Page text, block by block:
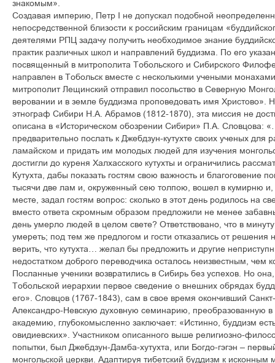
знакомым».
Создавая империю, Петр I не допускал подобной
непосредственной близости к российским границам
деятелями РПЦ задачу получить необходимое знание
практик различных школ и направлений буддизма. По его
посвященный в митрополита Тобольского и Сибирского
направлен в Тобольск вместе с несколькими учеными
митрополит Лещинский отправил посольство в Северную
веровании и в земле буддизма проповедовать имя Христово».
этнограф Сибири Н.А. Абрамов (1812-1870), эта миссия не
описана в «Историческом обозрении Сибири» П.А. Словцова:
предварительно послать к Джебдзун-кутухте своих ученых для
ламайском и придать им молодых людей для изучения
достигли до куреня Халхасского кутухты и ограничились
Кутухта, дабы показать гостям свою важность и благоговение
тысячи две лам и, окруженный сею толпою, вошел в кумирню
месте, задал гостям вопрос: сколько в этот день родилось на
вместо ответа скромным образом предложили не менее
день умерло людей в целом свете? Ответствовано, что в
умереть; под тем же предлогом и гости отказались от
верить, что кутухта… желал бы предложить и другие
недостатком доброго переводчика осталось неизвестным, чем
Посланные ученики возвратились в Сибирь без успехов. Но
Тобольской иерархии первое сведение о внешних обрядах
его». Словцов (1767-1843), сам в свое время окончивший
Александро-Невскую духовную семинарию, преобразованную
академию, глубокомысленно заключает: «Истинно, буддизм
овидиевских». Участником описанного выше религиозно-
попытки, был Джебдзун-Дамба-хутухта, или Богдо-гэгэн –
монгольской церкви. Адаптируя тибетский буддизм к